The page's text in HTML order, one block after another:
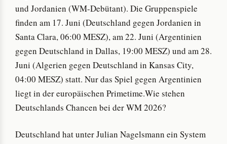
und Jordanien (WM-Debütant). Die Gruppenspiele
finden am 17. Juni (Deutschland gegen Jordanien in
Santa Clara, 06:00 MESZ), am 22. Juni (Argentinien
gegen Deutschland in Dallas, 19:00 MESZ) und am 28.
Juni (Algerien gegen Deutschland in Kansas City,
04:00 MESZ) statt. Nur das Spiel gegen Argentinien
liegt in der europäischen Primetime.Wie stehen
Deutschlands Chancen bei der WM 2026?
Deutschland hat unter Julian Nagelsmann ein System